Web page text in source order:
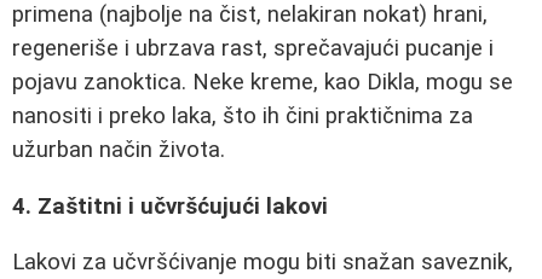
primena (najbolje na čist, nelakiran nokat) hrani,
regeneriše i ubrzava rast, sprečavajući pucanje i
pojavu zanoktica. Neke kreme, kao Dikla, mogu se
nanositi i preko laka, što ih čini praktičnima za
užurban način života.
4. Zaštitni i učvršćujući lakovi
Lakovi za učvršćivanje mogu biti snažan saveznik,